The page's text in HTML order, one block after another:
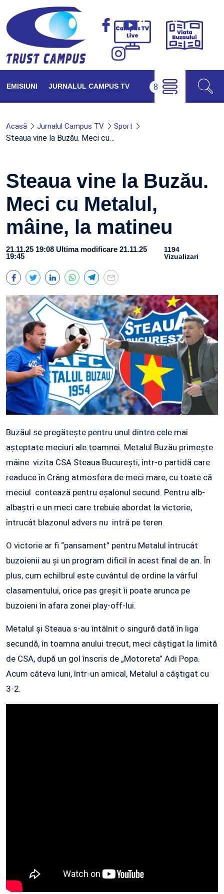
Campus
Viața
EMISIUNI JURNALUL CAMPUS TV
Acasă Jurnalul Campus TV Sport
Steaua vine la Buzău. Meci cu…
Steaua vine la Buzău.
Meci cu Metalul,
mâine, la matineu
21.11.25 19:08 Ultima modificare 21.11.25
19:45
1194
Vizualizari
Buzăul se pregătește pentru unul dintre cele mai
așteptate meciuri ale toamnei. Metalul Buzău primește
mâine vizita CSA Steaua București, într-o partidă care
readuce în Crâng atmosfera de meci mare, cu toate că
meciul contează pentru eșalonul secund. Pentru alb-
albaștri e un meci care trebuie abordat la victorie,
întrucât blazonul advers nu intră pe teren.
O victorie ar fi “pansament” pentru Metalul întrucât
buzoienii au și un program dificil în acest final de an. În
plus, cum echilbrul este cuvântul de ordine la vârful
clasamentului, orice pas greșit îi poate arunca pe
buzoieni în afara zonei play-off-lui.
Metalul și Steaua s-au întâlnit o singură dată în liga
secundă, în toamna anului trecut, meci câștigat la limită
de CSA, după un gol înscris de „Motoreta” Adi Popa.
Acum câteva luni, într-un amical, Metalul a câștigat cu
3-2.